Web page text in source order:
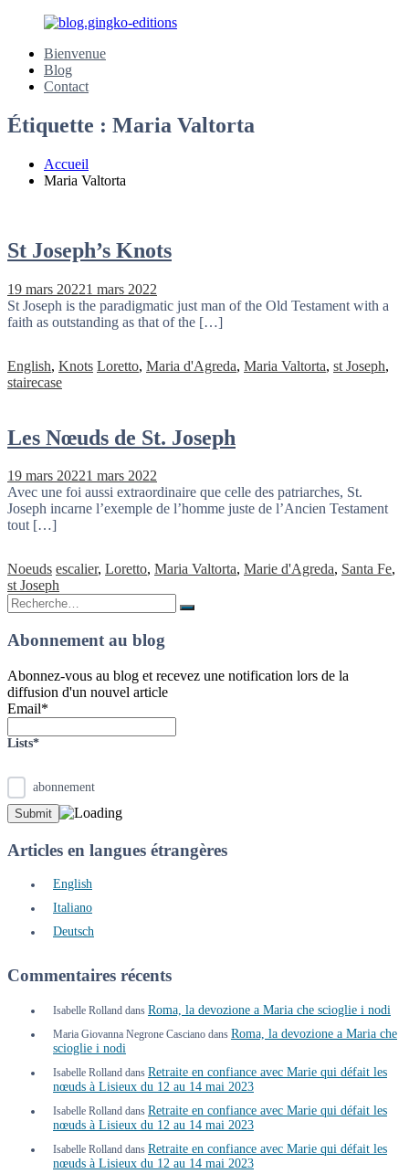
contenu
blog.gingko-
editions
Cheminons
avec
Marie
défait
les
Bienvenue
Blog
Contact
Étiquette : Maria Valtorta
Accueil
Maria Valtorta
St Joseph’s Knots
19 mars 20221 mars 2022
St Joseph is the paradigmatic just man of the Old Testament with a
faith as outstanding as that of the […]
English, Knots Loretto, Maria d'Agreda, Maria Valtorta, st Joseph,
stairecase
Les Nœuds de St. Joseph
19 mars 20221 mars 2022
Avec une foi aussi extraordinaire que celle des patriarches, St.
Joseph incarne l’exemple de l’homme juste de l’Ancien Testament
tout […]
Noeuds escalier, Loretto, Maria Valtorta, Marie d'Agreda, Santa Fe,
st Joseph
Rechercher
:
Rechercher
Abonnement au blog
Abonnez-vous au blog et recevez une notification lors de la
diffusion d'un nouvel article
Email*
Lists*
abonnement
Articles en langues étrangères
English
Italiano
Deutsch
Commentaires récents
Isabelle Rolland dans Roma, la devozione a Maria che scioglie i nodi
Maria Giovanna Negrone Casciano dans Roma, la devozione a Maria che
scioglie i nodi
Isabelle Rolland dans Retraite en confiance avec Marie qui défait les
nœuds à Lisieux du 12 au 14 mai 2023
Isabelle Rolland dans Retraite en confiance avec Marie qui défait les
nœuds à Lisieux du 12 au 14 mai 2023
Isabelle Rolland dans Retraite en confiance avec Marie qui défait les
nœuds à Lisieux du 12 au 14 mai 2023